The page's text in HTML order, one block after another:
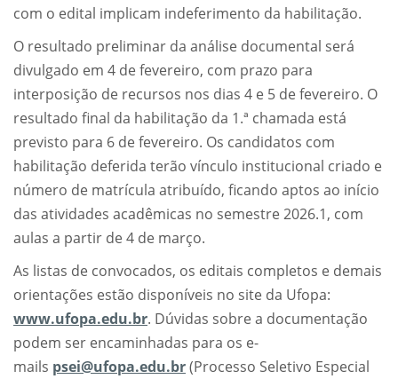
com o edital implicam indeferimento da habilitação.
O resultado preliminar da análise documental será
divulgado em 4 de fevereiro, com prazo para
interposição de recursos nos dias 4 e 5 de fevereiro. O
resultado final da habilitação da 1.ª chamada está
previsto para 6 de fevereiro. Os candidatos com
habilitação deferida terão vínculo institucional criado e
número de matrícula atribuído, ficando aptos ao início
das atividades acadêmicas no semestre 2026.1, com
aulas a partir de 4 de março.
As listas de convocados, os editais completos e demais
orientações estão disponíveis no site da Ufopa:
www.ufopa.edu.br. Dúvidas sobre a documentação
podem ser encaminhadas para os e-
mails psei@ufopa.edu.br(Processo Seletivo Especial